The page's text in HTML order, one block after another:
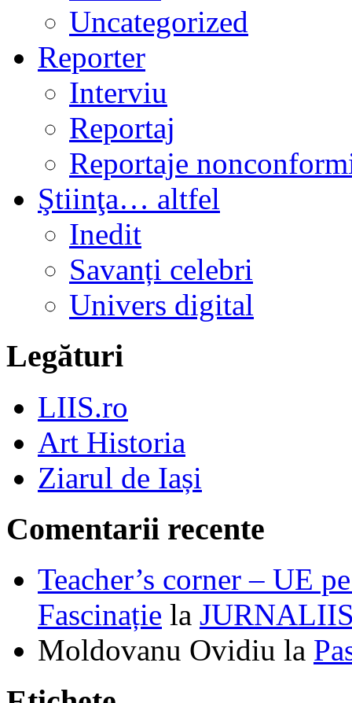
Uncategorized
Reporter
Interviu
Reportaj
Reportaje
Ştiinţa… altfel
Inedit
Savanți celebri
Univers digital
Legături
LIIS.ro
Art Historia
Ziarul de Iași
Comentarii recente
Teacher’s corner – UE
Fascinație la
Moldovanu Ovidiu la